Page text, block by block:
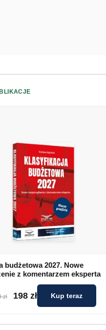
budżetowa 2027. Nowe
z komentarzem eksperta
zł 198 zł Kup teraz